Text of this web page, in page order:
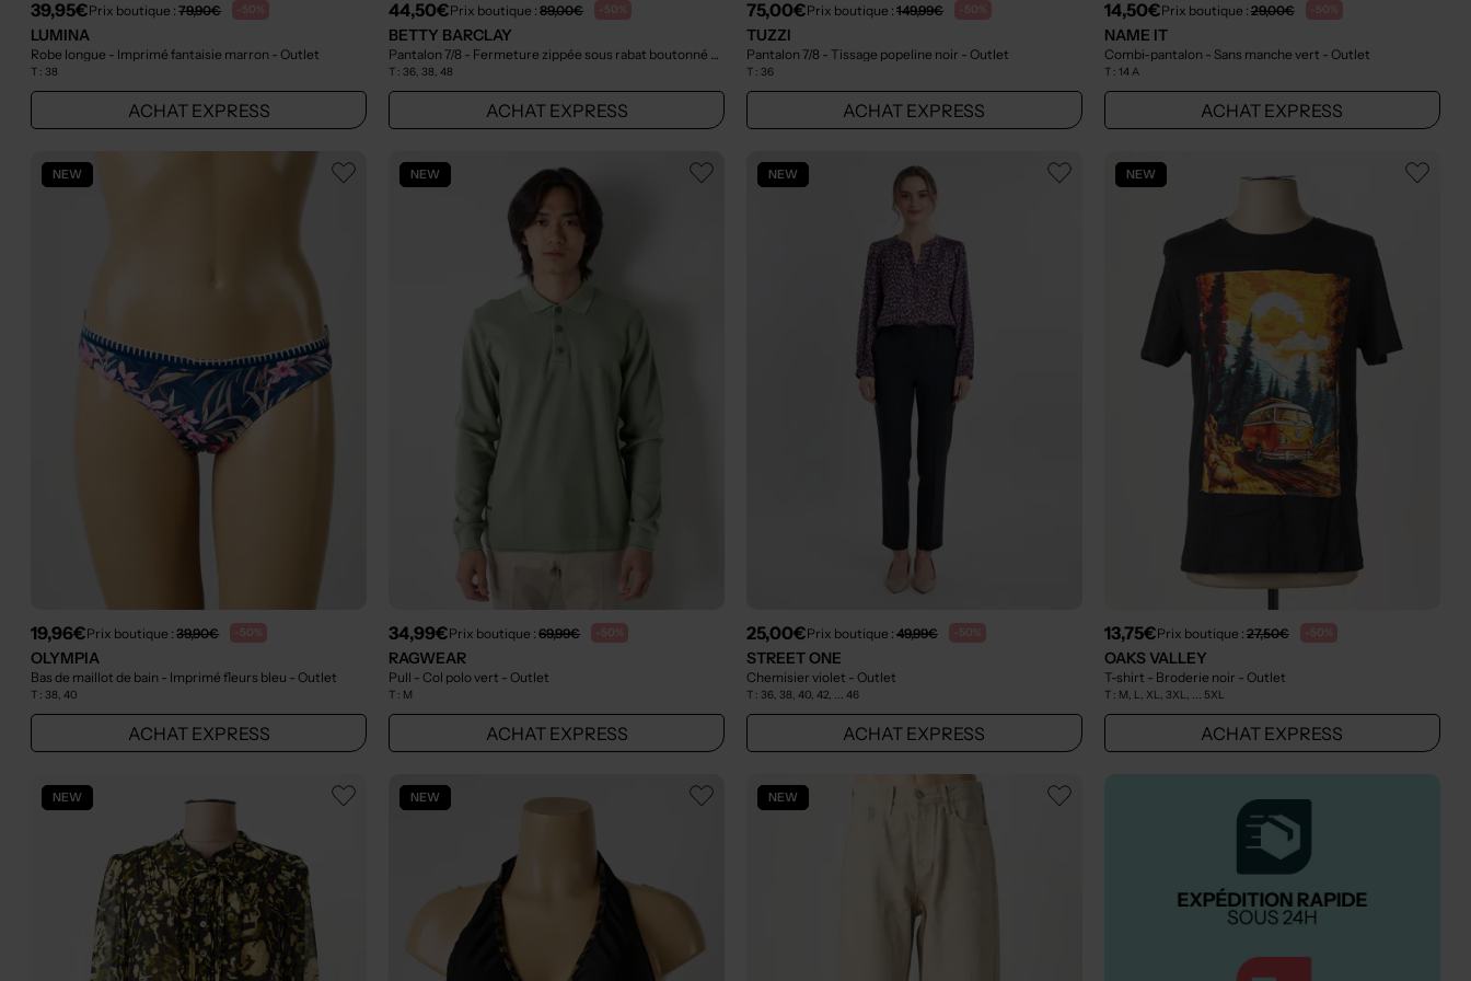
39,95€Prix boutique :79,90€ -50%
LUMINA
Robe longue - Imprimé fantaisie marron - Outlet
T :38
ACHAT EXPRESS
44,50€Prix boutique :89,00€ -50%
BETTY BARCLAY
Pantalon 7/8 - Fermeture zippée sous rabat boutonné bleu - Outlet
T :36, 38, 48
ACHAT EXPRESS
75,00€Prix boutique : 149,99€ -50%
TUZZI
Pantalon 7/8 - Tissage popeline noir - Outlet
T : 36
ACHAT EXPRESS
14,50€Prix boutique : 29,00€ -50%
NAME IT
Combi-pantalon - Sans manche vert - Outlet
T : 14 A
ACHAT EXPRESS
NEW
19,96€Prix boutique :39,90€ -50%
OLYMPIA
Bas de maillot de bain - Imprimé fleurs bleu - Outlet
T :38, 40
ACHAT EXPRESS
NEW
34,99€Prix boutique :69,99€ -50%
RAGWEAR
Pull - Col polo vert - Outlet
T : M
ACHAT EXPRESS
NEW
25,00€Prix boutique : 49,99€ -50%
STREET ONE
Chemisier violet - Outlet
T : 36, 38, 40, 42, ... 46
ACHAT EXPRESS
NEW
13,75€Prix boutique : 27,50€ -50%
OAKS VALLEY
T-shirt - Broderie noir - Outlet
T : M, L, XL, 3XL, ... 5XL
ACHAT EXPRESS
NEW NEW NEW